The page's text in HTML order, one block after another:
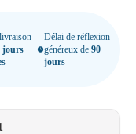
organisé.
jours
Délai de réflexion
généreux de90
jours